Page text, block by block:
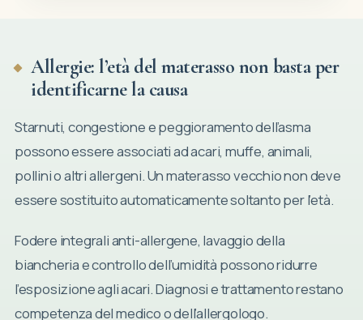
Nessun prodotto nel carrello.
VAI AL NEGOZIO
Allergie: l’età del materasso non basta per
identificarne la causa
Starnuti, congestione e peggioramento dell’asma
possono essere associati ad acari, muffe, animali,
pollini o altri allergeni. Un materasso vecchio non deve
essere sostituito automaticamente soltanto per l’età.
Fodere integrali anti-allergene, lavaggio della
biancheria e controllo dell’umidità possono ridurre
l’esposizione agli acari. Diagnosi e trattamento restano
competenza del medico o dell’allergologo.